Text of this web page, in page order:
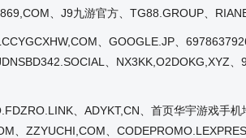
、J9九游官方、TG88.GROUP、
、GOOGLE.JP、
、NX3KK,O2DOKG,XYZ
、ADYKT,CN、首页华宇游戏手
、ZZYUCHI,COM、